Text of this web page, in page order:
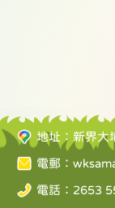
地址：新界大
電郵：
電話：2653